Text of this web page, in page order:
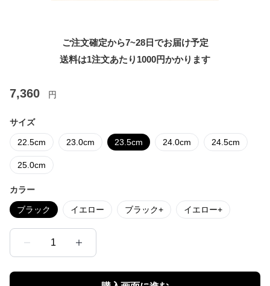
ご注文確定から7~28日でお届け予定
送料は1注文あたり 1000円かかります
7,360 円
サイズ
22.5cm 23.0cm 23.5cm 24.0cm 24.5cm
25.0cm
カラー
ブラック イエロー ブラック+ イエロー+
1